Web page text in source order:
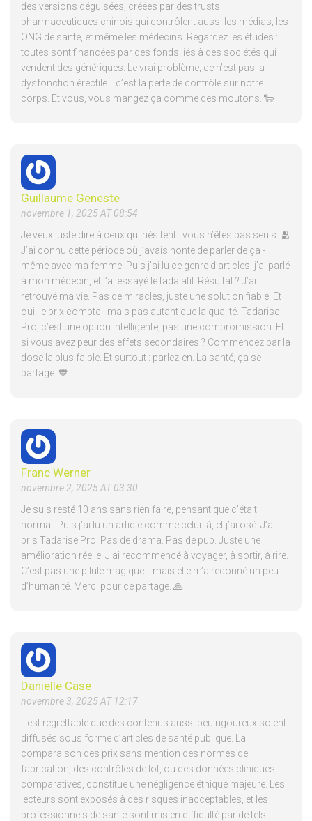
des versions déguisées, créées par des trusts
pharmaceutiques chinois qui contrôlent aussi les médias, les
ONG de santé, et même les médecins. Regardez les études :
toutes sont financées par des fonds liés à des sociétés qui
vendent des génériques. Le vrai problème, ce n’est pas la
dysfonction érectile… c’est la perte de contrôle sur notre
corps. Et vous, vous mangez ça comme des moutons. 🐑
Guillaume Geneste
novembre 1, 2025 AT 08:54
Je veux juste dire à ceux qui hésitent : vous n’êtes pas seuls. 🫂
J’ai connu cette période où j’avais honte de parler de ça -
même avec ma femme. Puis j’ai lu ce genre d’articles, j’ai parlé
à mon médecin, et j’ai essayé le tadalafil. Résultat ? J’ai
retrouvé ma vie. Pas de miracles, juste une solution fiable. Et
oui, le prix compte - mais pas autant que la qualité. Tadarise
Pro, c’est une option intelligente, pas une compromission. Et
si vous avez peur des effets secondaires ? Commencez par la
dose la plus faible. Et surtout : parlez-en. La santé, ça se
partage. 💙
Franc Werner
novembre 2, 2025 AT 03:30
Je suis resté 10 ans sans rien faire, pensant que c’était
normal. Puis j’ai lu un article comme celui-là, et j’ai osé. J’ai
pris Tadarise Pro. Pas de drama. Pas de pub. Juste une
amélioration réelle. J’ai recommencé à voyager, à sortir, à rire.
C’est pas une pilule magique… mais elle m’a redonné un peu
d’humanité. Merci pour ce partage. 🙏
Danielle Case
novembre 3, 2025 AT 12:17
Il est regrettable que des contenus aussi peu rigoureux soient
diffusés sous forme d’articles de santé publique. La
comparaison des prix sans mention des normes de
fabrication, des contrôles de lot, ou des données cliniques
comparatives, constitue une négligence éthique majeure. Les
lecteurs sont exposés à des risques inacceptables, et les
professionnels de santé sont mis en difficulté par de tels